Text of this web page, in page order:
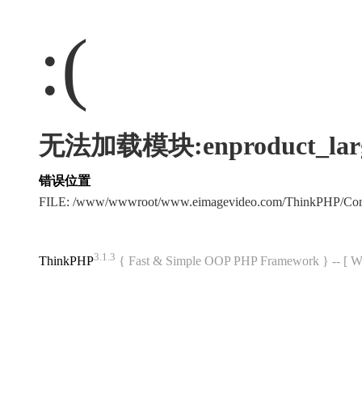
:(
无法加载模块
错误位置
FILE: /www/wwwroot/www.eimagevideo.com/ThinkPHP/
ThinkPHP3.1.3 { Fast & Simple OOP PHP Framework } -- [